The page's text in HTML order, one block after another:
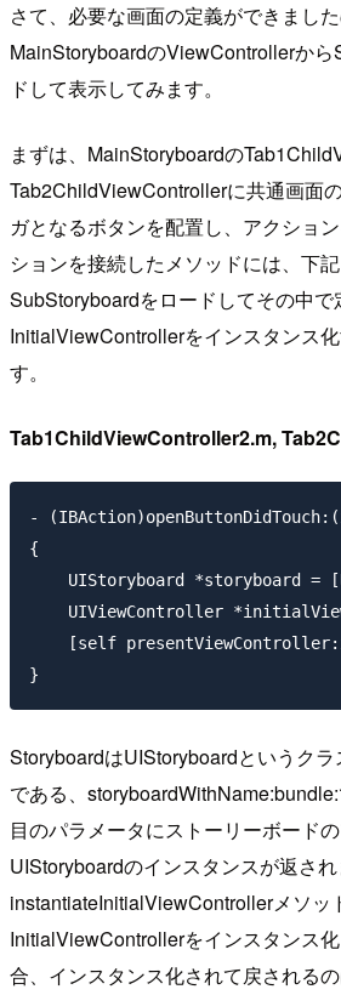
さて、必要な画面の定義ができました
MainStoryboardのViewControllerか
ドして表示してみます。
まずは、MainStoryboardの
Tab2ChildViewControllerに共通画面
ガとなるボタンを配置し、アクショ
ションを接続したメソッドには、下
SubStoryboardをロードしてその中で
InitialViewControllerをインスタンス
す。
Tab1ChildViewController2.m,
-
{
UIStoryboard *storyboard =
UIViewController
[self
StoryboardはUIStoryboardというク
である、
目のパラメータにストーリーボード
UIStoryboardのインスタンスが返され
instantiateInitialViewControllerメソッ
InitialViewControllerをインスタンス
合、インスタンス化されて戻される